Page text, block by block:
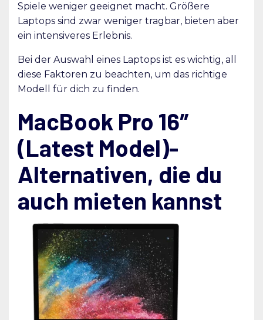
Spiele weniger geeignet macht. Größere
Laptops sind zwar weniger tragbar, bieten aber
ein intensiveres Erlebnis.
Bei der Auswahl eines Laptops ist es wichtig, all
diese Faktoren zu beachten, um das richtige
Modell für dich zu finden.
MacBook Pro 16″
(Latest Model)-
Alternativen, die du
auch mieten kannst